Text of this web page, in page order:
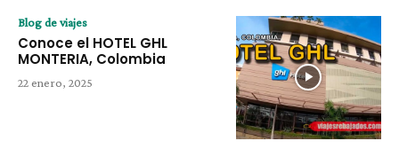
Blog de viajes
Conoce el HOTEL GHL
MONTERIA, Colombia
22 enero, 2025